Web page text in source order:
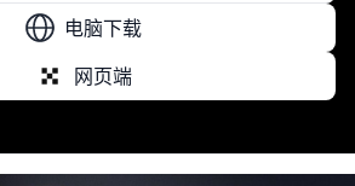
电脑下载
网页端